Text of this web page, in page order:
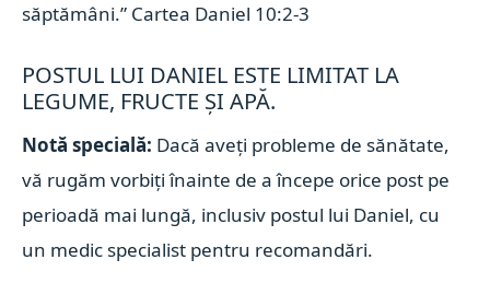
săptămâni.” Cartea Daniel 10:2-3
POSTUL LUI DANIEL ESTE LIMITAT LA
LEGUME, FRUCTE ȘI APĂ.
Notă specială: Dacă aveți probleme de sănătate,
vă rugăm vorbiți înainte de a începe orice post pe
perioadă mai lungă, inclusiv postul lui Daniel, cu
un medic specialist pentru recomandări.